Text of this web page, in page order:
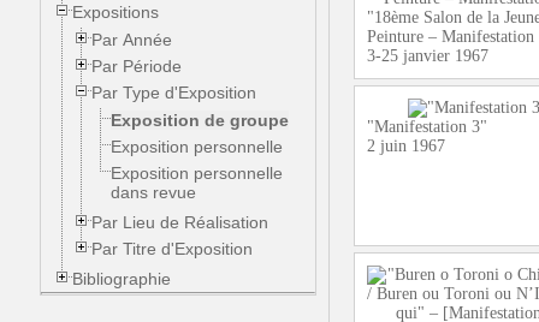
Expositions
Par Année
Par Période
Par Type d'Exposition
Exposition de groupe
Exposition personnelle
Exposition personnelle
dans revue
Par Lieu de Réalisation
Par Titre d'Exposition
Bibliographie
"18ème Salon de la
Peinture –
3-25 janvier 1967
"Manifestation 3"
2 juin 1967